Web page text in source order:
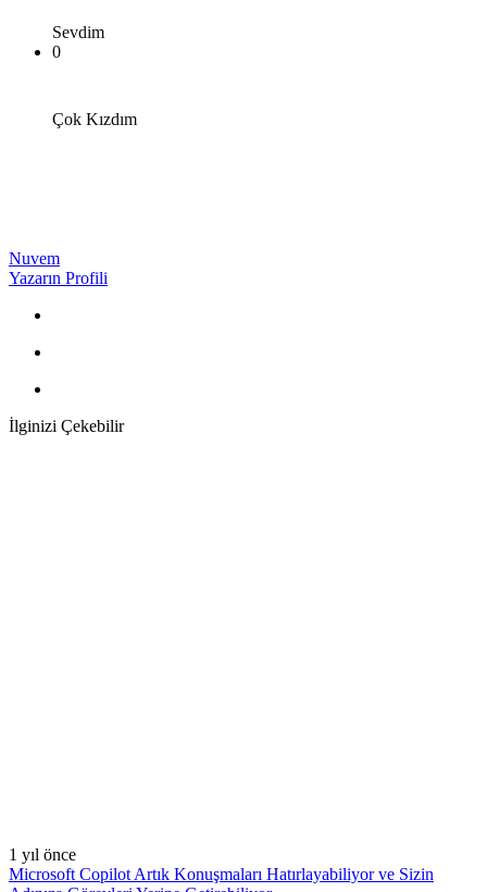
Sevdim
0
Çok Kızdım
Nuvem
Yazarın Profili
İlginizi Çekebilir
1 yıl önce
Microsoft Copilot Artık Konuşmaları Hatırlayabiliyor ve Sizin